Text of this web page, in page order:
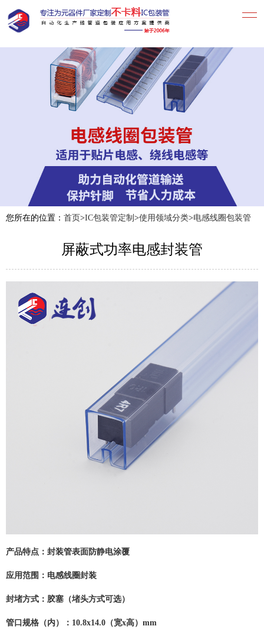
您所在的位置： 首页>IC包装管定制 >使用领域分类>电感线圈包装管
屏蔽式功率电感封装管
产品特点： 封装管表面防静电涂覆
应用范围： 电感线圈封装
封堵方式： 胶塞（堵头方式可选）
管口规格（内）： 10.8x14.0（宽x高）mm